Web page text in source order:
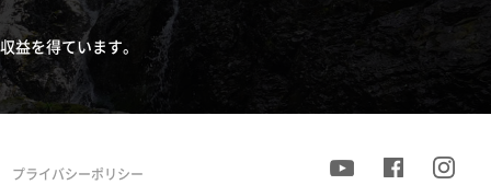
益を得ています。
プライバシーポリシー